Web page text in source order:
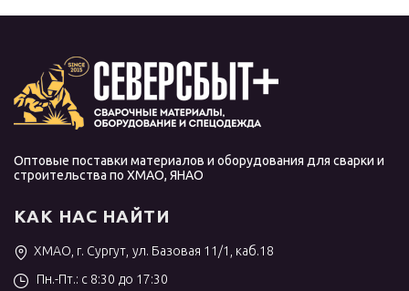
Оптовые поставки материалов и оборудования для сварки и
строительства по ХМАО, ЯНАО
КАК НАС НАЙТИ
ХМАО, г. Сургут, ул. Базовая 11/1, каб.18
Пн.-Пт.: с 8:30 до 17:30